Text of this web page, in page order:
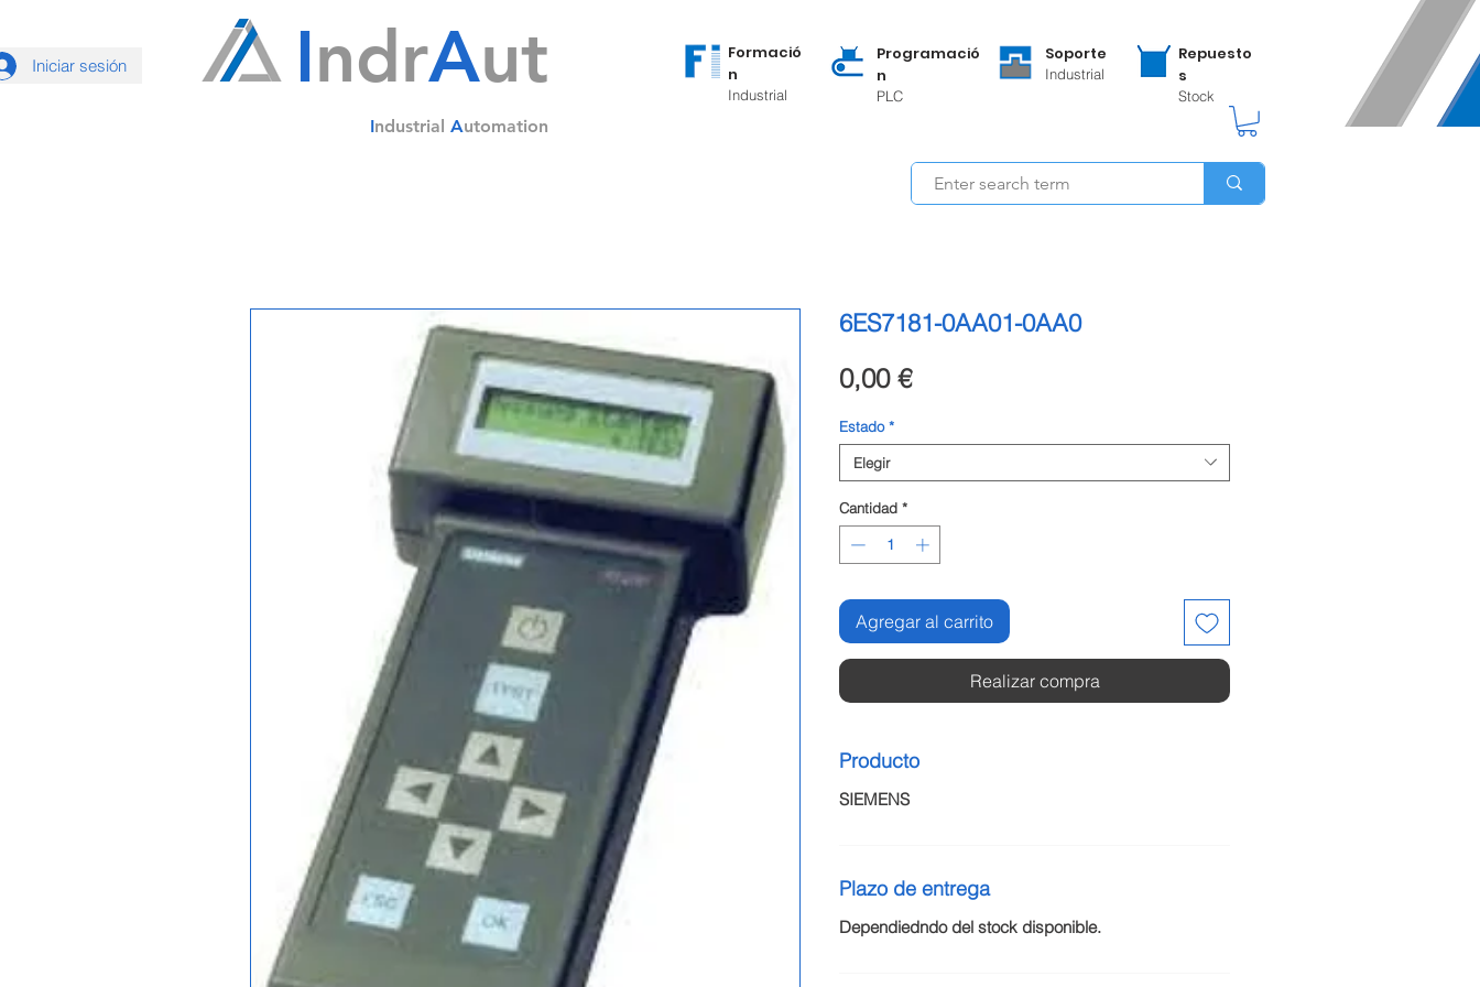
Iniciar sesión IndrAut
Industrial Automation
Formació
n
Industrial
Programació
n
PLC
Soporte
Industrial
Repuesto
s
Stock
6ES7181-0AA01-0AA0
0,00 €Precio
Estado *
Elegir
Cantidad *
Agregar al carrito
Realizar compra
Producto
SIEMENS
Plazo de entrega
Dependiedndo del stock disponible.